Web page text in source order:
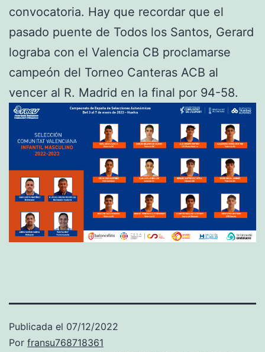
convocatoria. Hay que recordar que el
pasado puente de Todos los Santos, Gerard
lograba con el Valencia CB proclamarse
campeón del Torneo Canteras ACB al
vencer al R. Madrid en la final por 94-58.
Publicada el 07/12/2022
Por fransu768718361